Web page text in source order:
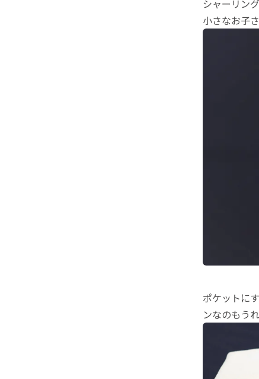
シャーリン
小さなお子
ポケットに
ンなのもう